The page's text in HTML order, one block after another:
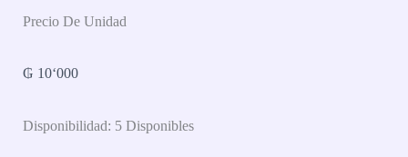
Precio De Unidad
₲ 10‘000
Disponibilidad: 5 Disponibles